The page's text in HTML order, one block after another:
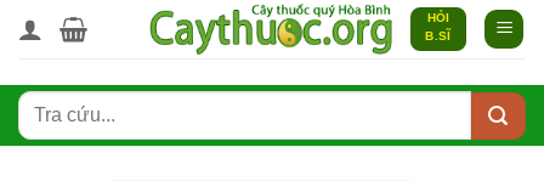
qua
dung
HỎI
B.SĨ